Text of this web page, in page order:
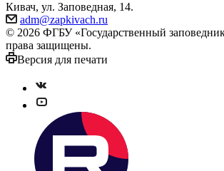
Кивач, ул. Заповедная, 14.
adm@zapkivach.ru
© 2026 ФГБУ «Государственный
права защищены.
Версия для печати